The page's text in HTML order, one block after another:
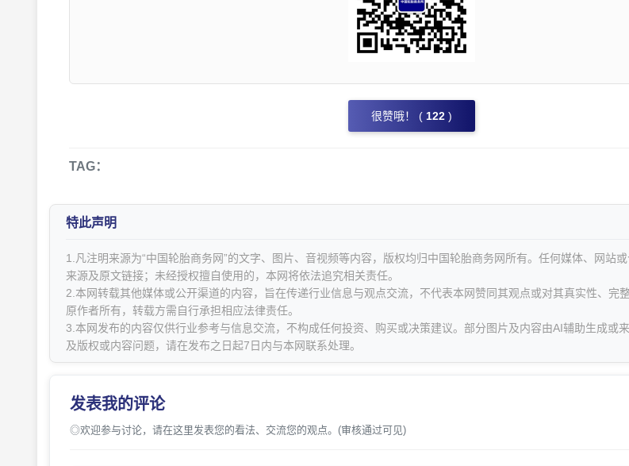
很赞哦！ ( 122 )
TAG：
特此声明
1.凡注明来源为“中国轮胎商务网”的文字、图片、音视频等内容，版权均归中国轮胎商务网所有。任何媒体、网站
来源及原文链接；未经授权擅自使用的，本网将依法追究相关责任。
2.本网转载其他媒体或公开渠道的内容，旨在传递行业信息与观点交流，不代表本网赞同其观点或对其真实性、完
原作者所有，转载方需自行承担相应法律责任。
3.本网发布的内容仅供行业参考与信息交流，不构成任何投资、购买或决策建议。部分图片及内容由AI辅助生成或
及版权或内容问题，请在发布之日起7日内与本网联系处理。
发表我的评论
◎欢迎参与讨论，请在这里发表您的看法、交流您的观点。(审核通过可见)